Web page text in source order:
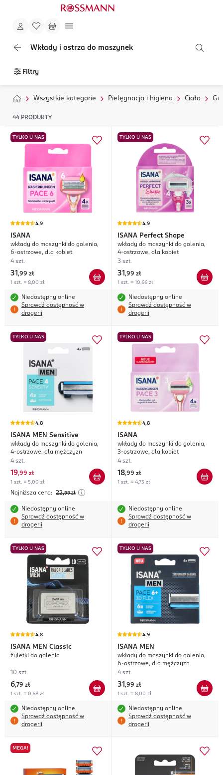
Wkłady i ostrza do maszynek
Filtry
Wszystkie kategorie Pielęgnacja i higiena Ciało
44 PRODUKTY
TYLKO U NAS
4,9
ISANA
wkłady do maszynki do golenia,
6-ostrzowe, dla kobiet
4 szt.
31 ,99 zł
1 szt. = 8,00 zł
Niedostępny online
Sprawdź dostępność w
drogerii
TYLKO U NAS
4,9
ISANA Perfect Shape
wkłady do maszynki do golenia,
4-ostrzowe, dla kobiet
3 szt.
31 ,99 zł
1 szt. = 10,66 zł
Niedostępny online
Sprawdź dostępność w
drogerii
TYLKO U NAS
4,8
ISANA MEN Sensitive
wkłady do maszynki do golenia,
4-ostrzowe, dla mężczyzn
4 szt.
19,99 zł
1 szt. = 5,00 zł
Najniższa cena: 22,99 zł
Niedostępny online
Sprawdź dostępność w
drogerii
TYLKO U NAS
4,8
ISANA
wkłady do maszynki do golenia,
3-ostrzowe, dla kobiet
4 szt.
18,99 zł
1 szt. = 4,75 zł
Niedostępny online
Sprawdź dostępność w
drogerii
TYLKO U NAS
4,8
ISANA MEN Classic
żyletki do golenia
10 szt.
6,79 zł
1 szt. = 0,68 zł
Niedostępny online
Sprawdź dostępność w
drogerii
TYLKO U NAS
4,9
ISANA MEN
wkłady do maszynki do golenia,
6-ostrzowe, dla mężczyzn
4 szt.
31 ,99 zł
1 szt. = 8,00 zł
Niedostępny online
Sprawdź dostępność w
drogerii
MEGA!